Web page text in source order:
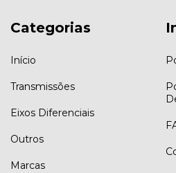
Categorias
Início
Transmissões
Eixos Diferenciais
Outros
Marcas